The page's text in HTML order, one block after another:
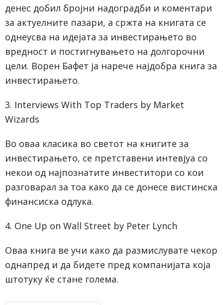
денес добил бројни надоградби и коментари
за актуелните пазари, а сржта на книгата се
однеусва на идејата за инвестирањето во
вредност и постигнувањето на долгорочни
цели. Ворен Бафет ја нарече најдобра книга за
инвестирањето.
3. Interviews With Top Traders by Market
Wizards
Во оваа класика во светот на книгите за
инвестирањето, се претставени интевјуа со
некои од најпознатите инвеститори со кои
разговарал за тоа како да се донесе вистинска
финансиска одлука.
4. One Up on Wall Street by Peter Lynch
Оваа книга ве учи како да размислувате чекор
однапред и да бидете пред компанијата која
штотуку ќе стане голема.